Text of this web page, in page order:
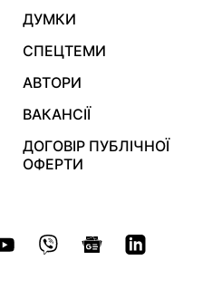
ДУМКИ
СПЕЦТЕМИ
АВТОРИ
ВАКАНСІЇ
ДОГОВІР ПУБЛІЧНОЇ
ОФЕРТИ